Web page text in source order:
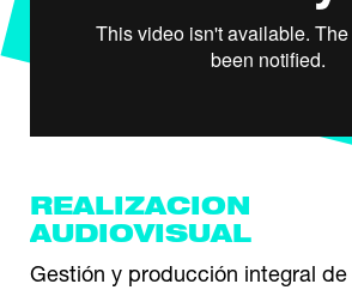
REALIZACIÓN
AUDIOVISUAL
Gestión y producción integral